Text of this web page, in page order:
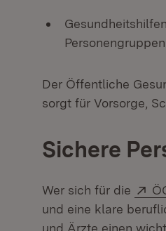
Personengruppen
Der Öffentliche
sorgt für Vorsorge,
Sichere
Wer sich für die
und eine klare
und Ärzte einen